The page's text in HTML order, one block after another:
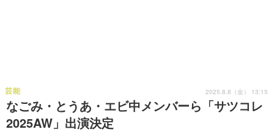
なごみ・とうあ・エビ中メンバーら「サツコレ
2025AW」出演決定
芸能 2025.8.8（金） 13:15